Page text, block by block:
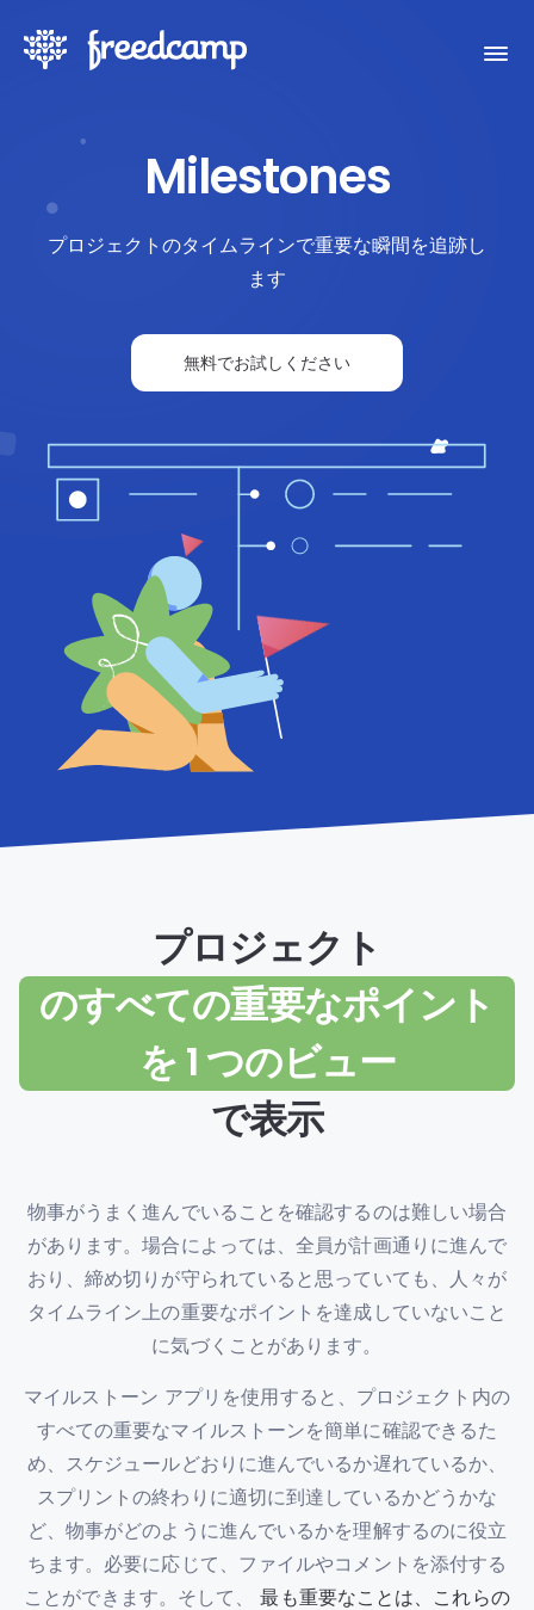
Milestones
プロジェクトのタイムラインで重要な瞬間を追跡し
ます
無料でお試しください
プロジェクト
のすべての重要なポイント
を 1 つのビュー
で表示
物事がうまく進んでいることを確認するのは難しい場合
があります。場合によっては、全員が計画通りに進んで
おり、締め切りが守られていると思っていても、人々が
タイムライン上の重要なポイントを達成していないこと
に気づくことがあります。
マイルストーン アプリを使用すると、プロジェクト内の
すべての重要なマイルストーンを簡単に確認できるた
め、スケジュールどおりに進んでいるか遅れているか、
スプリントの終わりに適切に到達しているかどうかな
ど、物事がどのように進んでいるかを理解するのに役立
ちます。必要に応じて、ファイルやコメントを添付する
ことができます。そして、
最も重要なことは、これらの